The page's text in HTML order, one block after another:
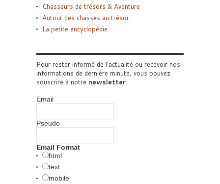
Chasseurs de trésors & Aventure
Autour des chasses au trésor
La petite encyclopédie
Pour rester informé de l'actualité ou recevoir nos
informations de dernière minute, vous pouvez
souscrire à notre newsletter.
Email
Pseudo
Email Format
html
text
mobile